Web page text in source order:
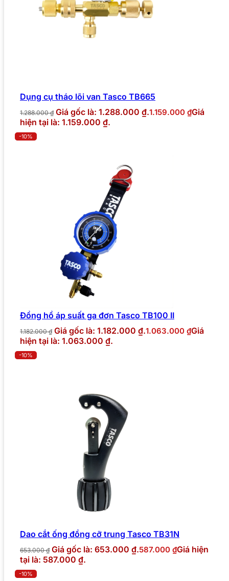
Dụng cụ tháo lõi van Tasco TB665
1.288.000₫ Giá gốc là: 1.288.000 ₫.1.159.000 ₫Giá
hiện tại là: 1.159.000 ₫.
-10%
Đồng hồ áp suất ga đơn Tasco TB100 II
1.182.000₫ Giá gốc là: 1.182.000 ₫.1.063.000 ₫Giá
hiện tại là: 1.063.000 ₫.
-10%
Dao cắt ống đồng cỡ trung Tasco TB31N
653.000₫ Giá gốc là: 653.000 ₫.587.000 ₫Giá hiện
tại là: 587.000 ₫.
-10%